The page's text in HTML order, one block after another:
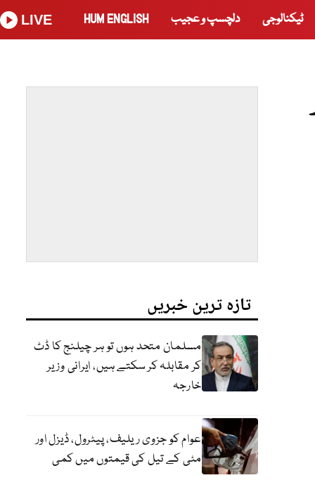
ٹیکنالوجی دلچسپ و عجیب HUM ENGLISH
LIVE
تازہ ترین خبریں
مسلمان متحد ہوں تو ہر چیلنج کا ڈٹ
کر مقابلہ کر سکتے ہیں، ایرانی وزیر
خارجہ
عوام کو جزوی ریلیف، پیٹرول، ڈیزل اور
مٹی کے تیل کی قیمتوں میں کمی